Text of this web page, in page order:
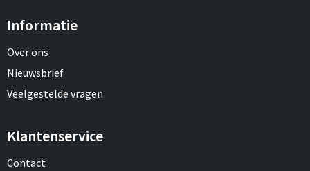
Informatie
Over ons
Nieuwsbrief
Veelgestelde vragen
Klantenservice
Contact